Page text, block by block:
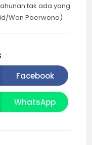
tak ada yang
Won Poerwono)
Opens
in
a
new
window
Facebook
Opens
in
WhatsApp